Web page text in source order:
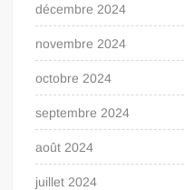
décembre 2024
novembre 2024
octobre 2024
septembre 2024
août 2024
juillet 2024